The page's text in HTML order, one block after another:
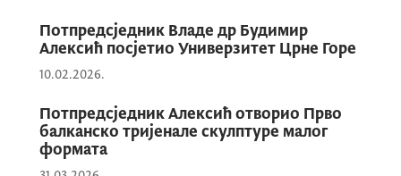
Потпредсједник Владе др Будимир
Алексић посјетио Универзитет Црне Горе
10.02.2026.
Потпредсједник Алексић отворио Прво
балканско тријенале скулптуре малог
формата